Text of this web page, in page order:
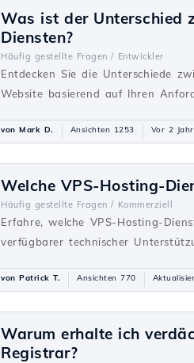
Was ist der Unterschied
Diensten?
Häufig gestellte Fragen / Entwickler
Entdecken Sie die Unterschiede
Website basierend auf Ihren
von Mark D. Ansichten 1253 Vor 2
Welche VPS-Hosting-
Häufig gestellte Fragen / Kommerziell
Erfahre, welche VPS-Hosting-
verfügbarer technischer
von Patrick T. Ansichten 770
Warum erhalte ich
Registrar?